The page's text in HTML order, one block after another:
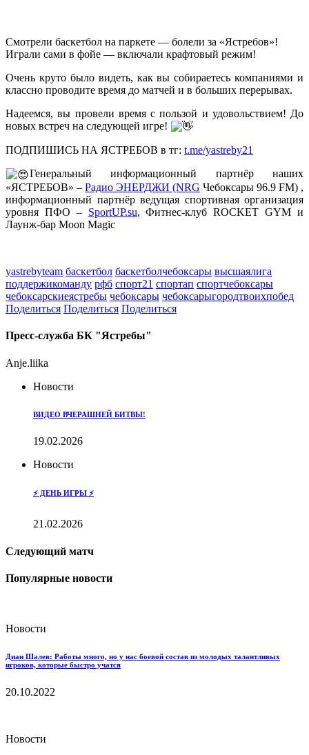
Смотрели баскетбол на паркете — болели за «Ястребов»!
Играли сами в фойе — включали крафтовый режим!
Очень круто было видеть, как вы собираетесь компаниями и
классно проводите время до матчей и в больших перерывах.
Надеемся, вы провели время с пользой и удовольствием! До
новых встреч на следующей игре!
ПОДПИШИСЬ НА ЯСТРЕБОВ в тг: t.me/yastreby21
Генеральный информационный партнёр наших
«ЯСТРЕБОВ» – Радио ЭНЕРДЖИ (NRG Чебоксары 96.9 FM) ,
информационный партнёр ведущая спортивная организация
уровня ПФО – SportUP.su, Фитнес-клуб ROCKET GYM и
Лаунж-бар Moon Magic
yastrebyteam баскетбол баскетболчебоксары высшаялига
поддержикоманду рфб спорт21 спортап спортчебоксары
чебоксарскиеястребы чебоксары чебоксарыгородтвоихпобед
Поделиться Поделиться Поделиться
Пресс-служба БК "Ястребы"
Anje.liika
Новости
ВИДЕО ВЧЕРАШНЕЙ БИТВЫ!
19.02.2026
Новости
⚡️ ДЕНЬ ИГРЫ ⚡️
21.02.2026
Следующий матч
Популярные новости
Новости
Диан Шалев: Работы много, но у нас боевой состав из молодых талантливых
игроков, которые быстро учатся
20.10.2022
Новости